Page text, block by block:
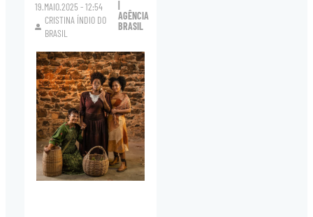
19.MAIO.2025 - 12:54
CRISTINA ÍNDIO DO
BRASIL
AGÊNCIA
BRASIL